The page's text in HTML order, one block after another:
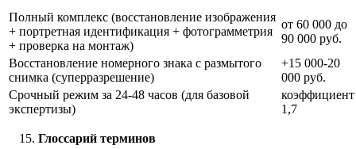
Полный комплекс (восстановление изображения
+ портретная идентификация + фотограмметрия
+ проверка на монтаж)
от 60 000 до
90 000 руб.
Восстановление номерного знака с размытого
снимка (суперразрешение)
+15 000-20
000 руб.
Срочный режим за 24-48 часов (для базовой
экспертизы)
коэффициент
1,7
Глоссарий терминов